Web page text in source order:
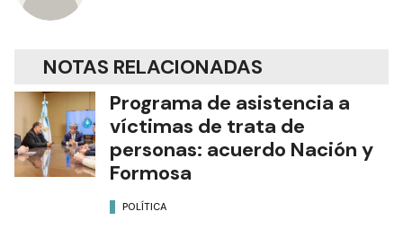
NOTAS RELACIONADAS
Programa de asistencia a
víctimas de trata de
personas: acuerdo Nación y
Formosa
POLÍTICA